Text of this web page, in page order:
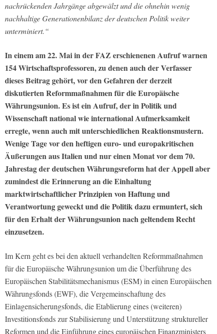
nachrückenden Jahrgänge abgewälzt und die ohnehin wenig
nachhaltige Generationenbilanz der deutschen Politik weiter
unterminiert.“
In einem am 22. Mai in der FAZ erschienenen Aufruf warnen
154 Wirtschaftsprofessoren, zu denen auch der Verfasser
dieses Beitrag gehört, vor den Gefahren der derzeit
diskutierten Reformmaßnahmen für die Europäische
Währungsunion. Es ist ein Aufruf, der in Politik und
Wissenschaft national wie international Aufmerksamkeit
erregte, wenn auch mit unterschiedlichen Reaktionsmustern.
Wenige Tage vor den heftigen euro- und europakritischen
Äußerungen aus Italien und nur einen Monat vor dem 70.
Jahrestag der deutschen Währungsreform hat der Appell aber
zumindest die Erinnerung an die Einhaltung
marktwirtschaftlicher Prinzipien von Haftung und
Verantwortung geweckt und die Politik dazu ermuntert, sich
für den Erhalt der Währungsunion nach geltendem Recht
einzusetzen.
Im Kern geht es bei den aktuell verhandelten Reformmaßnahmen
für die Europäische Währungsunion um die Überführung des
Europäischen Stabilitätsmechanismus (ESM) in einen Europäischen
Währungsfonds (EWF), die Vergemeinschaftung des
Einlagensicherungsfonds, die Etablierung eines (weiteren)
Investitionsfonds zur Stabilisierung und Unterstützung struktureller
Reformen und die Einführung eines europäischen Finanzministers